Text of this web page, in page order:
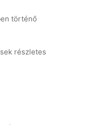
történő
részletes